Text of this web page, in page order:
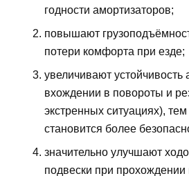
годности амортизаторов;
повышают
потери комфорта при езде;
увеличивают устойчивость
вхождении в повороты и
экстренных ситуациях),
становится более
значительно улучшают
подвески при прохождении